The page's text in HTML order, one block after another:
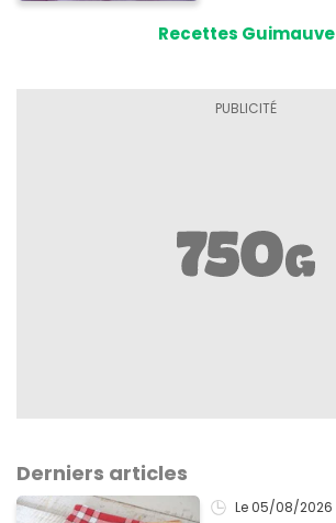
Recettes Guimauve
Derniers articles
Le 05/08/2026